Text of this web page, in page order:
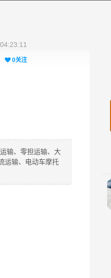
0关注
输、零担运输、大
运输、电动车摩托